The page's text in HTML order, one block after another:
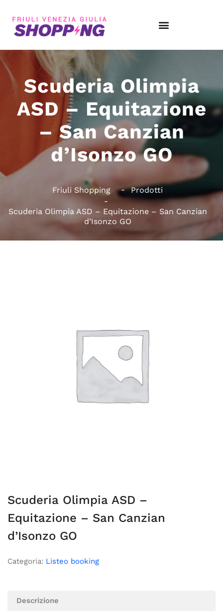
Scuderia Olimpia
ASD – Equitazione
– San Canzian
d’Isonzo GO
Friuli Shopping Prodotti
Scuderia Olimpia ASD – Equitazione – San Canzian
d’Isonzo GO
Scuderia Olimpia ASD –
Equitazione – San Canzian
d’Isonzo GO
Categoria: Listeo booking
Descrizione